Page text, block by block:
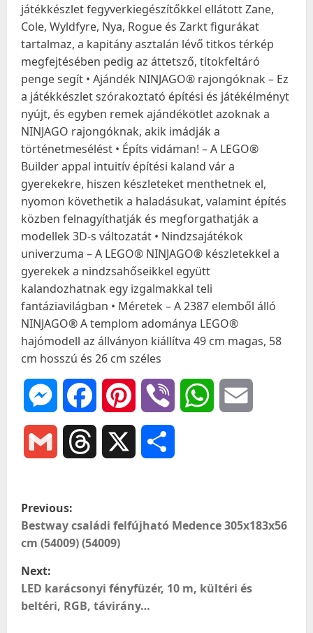
játékkészlet fegyverkiegészítőkkel ellátott Zane,
Cole, Wyldfyre, Nya, Rogue és Zarkt figurákat
tartalmaz, a kapitány asztalán lévő titkos térkép
megfejtésében pedig az áttetsző, titokfeltáró
penge segít • Ajándék NINJAGO® rajongóknak – Ez
a játékkészlet szórakoztató építési és játékélményt
nyújt, és egyben remek ajándékötlet azoknak a
NINJAGO rajongóknak, akik imádják a
történetmesélést • Építs vidáman! – A LEGO®
Builder appal intuitív építési kaland vár a
gyerekekre, hiszen készleteket menthetnek el,
nyomon követhetik a haladásukat, valamint építés
közben felnagyíthatják és megforgathatják a
modellek 3D-s változatát • Nindzsajátékok
univerzuma – A LEGO® NINJAGO® készletekkel a
gyerekek a nindzsahőseikkel együtt
kalandozhatnak egy izgalmakkal teli
fantáziavilágban • Méretek – A 2387 elemből álló
NINJAGO® A templom adománya LEGO®
hajómodell az állványon kiállítva 49 cm magas, 58
cm hosszú és 26 cm széles
MessengerFacebookPinterest Viber WhatsApp
Gmail Threads
P
o
s
t
Previous:
Bestway családi felfújható Medence 305x183x56
cm (54009) (54009)
Next:
LED karácsonyi fényfüzér, 10 m, kültéri és
beltéri, RGB, távirány…